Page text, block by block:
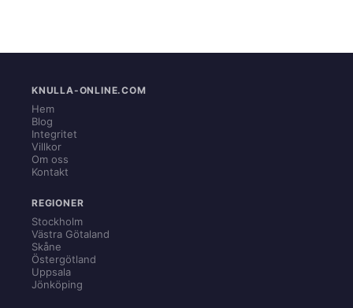
KNULLA-ONLINE.COM
Hem
Blog
Integritet
Villkor
Om oss
Kontakt
REGIONER
Stockholm
Västra Götaland
Skåne
Östergötland
Uppsala
Jönköping